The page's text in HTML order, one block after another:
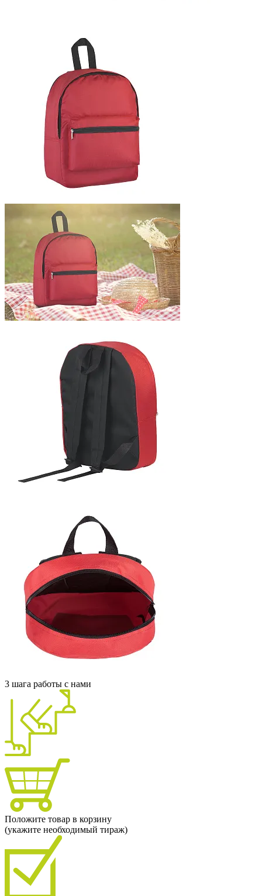
3 шага работы с нами
Положите товар в корзину
(укажите необходимый тираж)